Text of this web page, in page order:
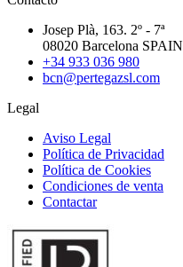
Josep Plà, 163. 2º - 7ª
08020 Barcelona SPAIN
+34 933 036 980
bcn@pertegazsl.com
Legal
Aviso Legal
Política de Privacidad
Política de Cookies
Condiciones de venta
Contactar